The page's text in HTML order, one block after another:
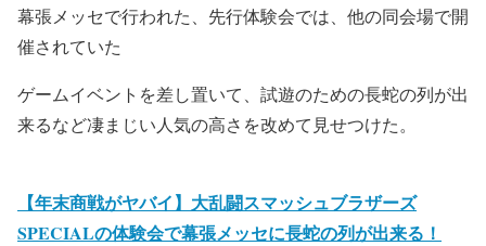
幕張メッセで行われた、先行体験会では、他の同会場で開
催されていた
ゲームイベントを差し置いて、試遊のための長蛇の列が出
来るなど凄まじい人気の高さを改めて見せつけた。
【年末商戦がヤバイ】大乱闘スマッシュブラザーズ
SPECIALの体験会で幕張メッセに長蛇の列が出来る！